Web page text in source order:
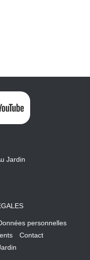
Jardin
personnelles
Contact